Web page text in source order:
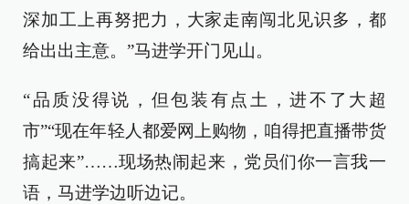
深加工上再努把力，大家走南闯北见识多，都
给出出主意。”马进学开门见山。
“品质没得说，但包装有点土，进不了大超
市”“现在年轻人都爱网上购物，咱得把直播带货
搞起来”……现场热闹起来，党员们你一言我一
语，马进学边听边记。